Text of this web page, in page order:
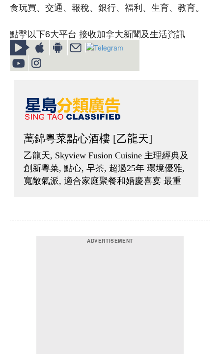
食玩買、交通、報稅、銀行、福利、生育、教育。
點擊以下6大平台 接收加拿大新聞及生活資訊